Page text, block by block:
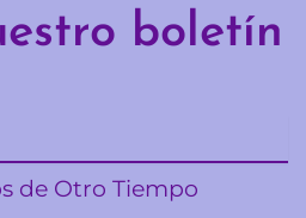
boletín
de Otro Tiempo